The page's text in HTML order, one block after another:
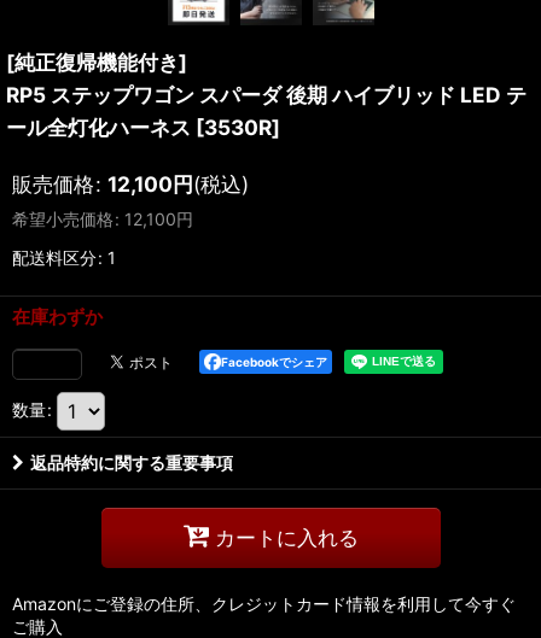
[純正復帰機能付き]
RP5 ステップワゴン スパーダ 後期 ハイブリッド LED テ
ール全灯化ハーネス [3530R]
販売価格: 12,100円(税込)
希望小売価格: 12,100円
配送料区分: 1
在庫わずか
Facebookでシェア
数量:
返品特約に関する重要事項
カートに入れる
Amazonにご登録の住所、クレジットカード情報を利用して今すぐ
ご購入